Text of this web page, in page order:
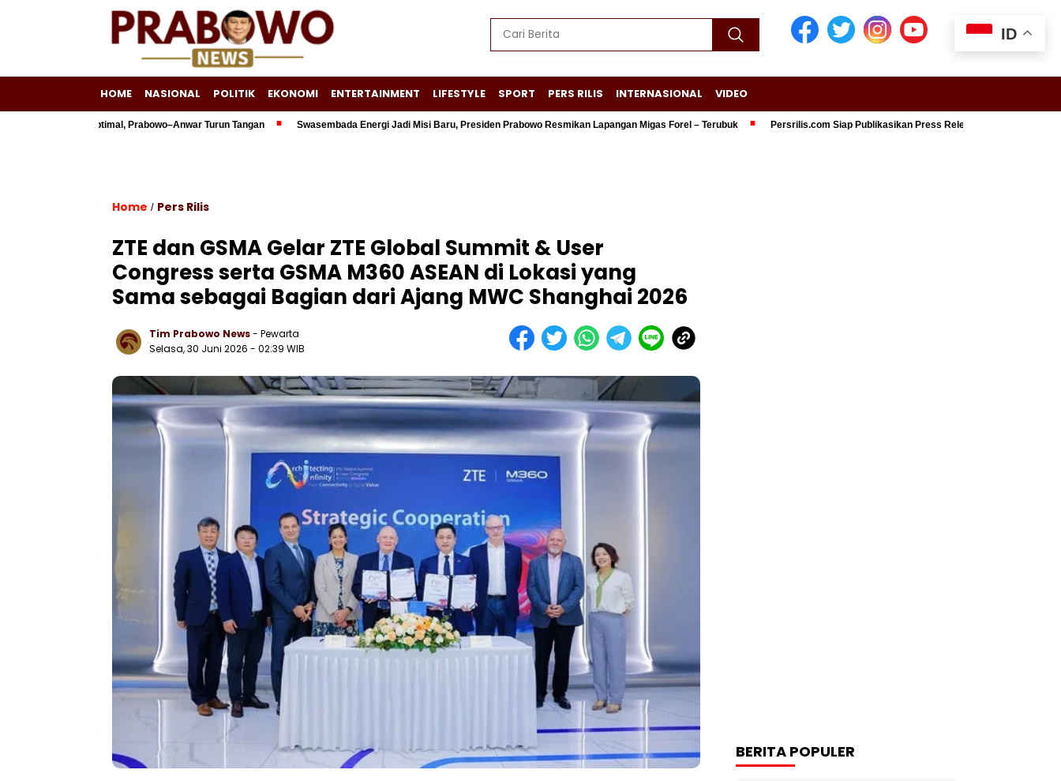
HOME NASIONAL POLITIK EKONOMI ENTERTAINMENT LIFESTYLE SPORT PERS RILIS INTERNASIONAL VIDEO
Belum Optimal, Prabowo–Anwar Turun Tangan Swasembada Energi Jadi Misi Baru, Presiden Prabowo Resmikan Lapangan Migas Forel – Terubuk Persrilis.com Siap Publikasikan Press Release Anda, Jika Ingin Tampil di
Home / Pers Rilis
ZTE dan GSMA Gelar ZTE Global Summit & User
Congress serta GSMA M360 ASEAN di Lokasi yang
Sama sebagai Bagian dari Ajang MWC Shanghai 2026
Tim Prabowo News- Pewarta
Selasa, 30 Juni 2026 - 02:39 WIB
BERITA POPULER
ID